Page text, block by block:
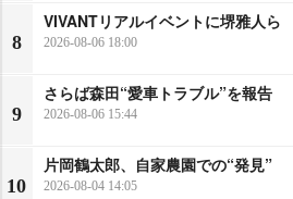
8
VIVANTリアルイベントに堺雅人ら
2026-08-06 18:00
9
さらば森田“愛車トラブル”を報告
2026-08-06 15:44
10
片岡鶴太郎、自家農園での“発見”
2026-08-04 14:05